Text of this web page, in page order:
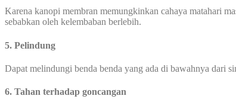
Karena kanopi membran memungkinkan cahaya matahari
sebabkan oleh kelembaban berlebih.
5. Pelindung
Dapat melindungi benda benda yang ada di bawahnya dari
6. Tahan terhadap goncangan